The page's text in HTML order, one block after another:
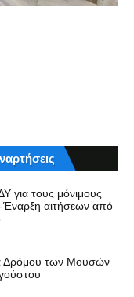
για τους μόνιμους
Έναρξη αιτήσεων από
Δρόμου των Μουσών